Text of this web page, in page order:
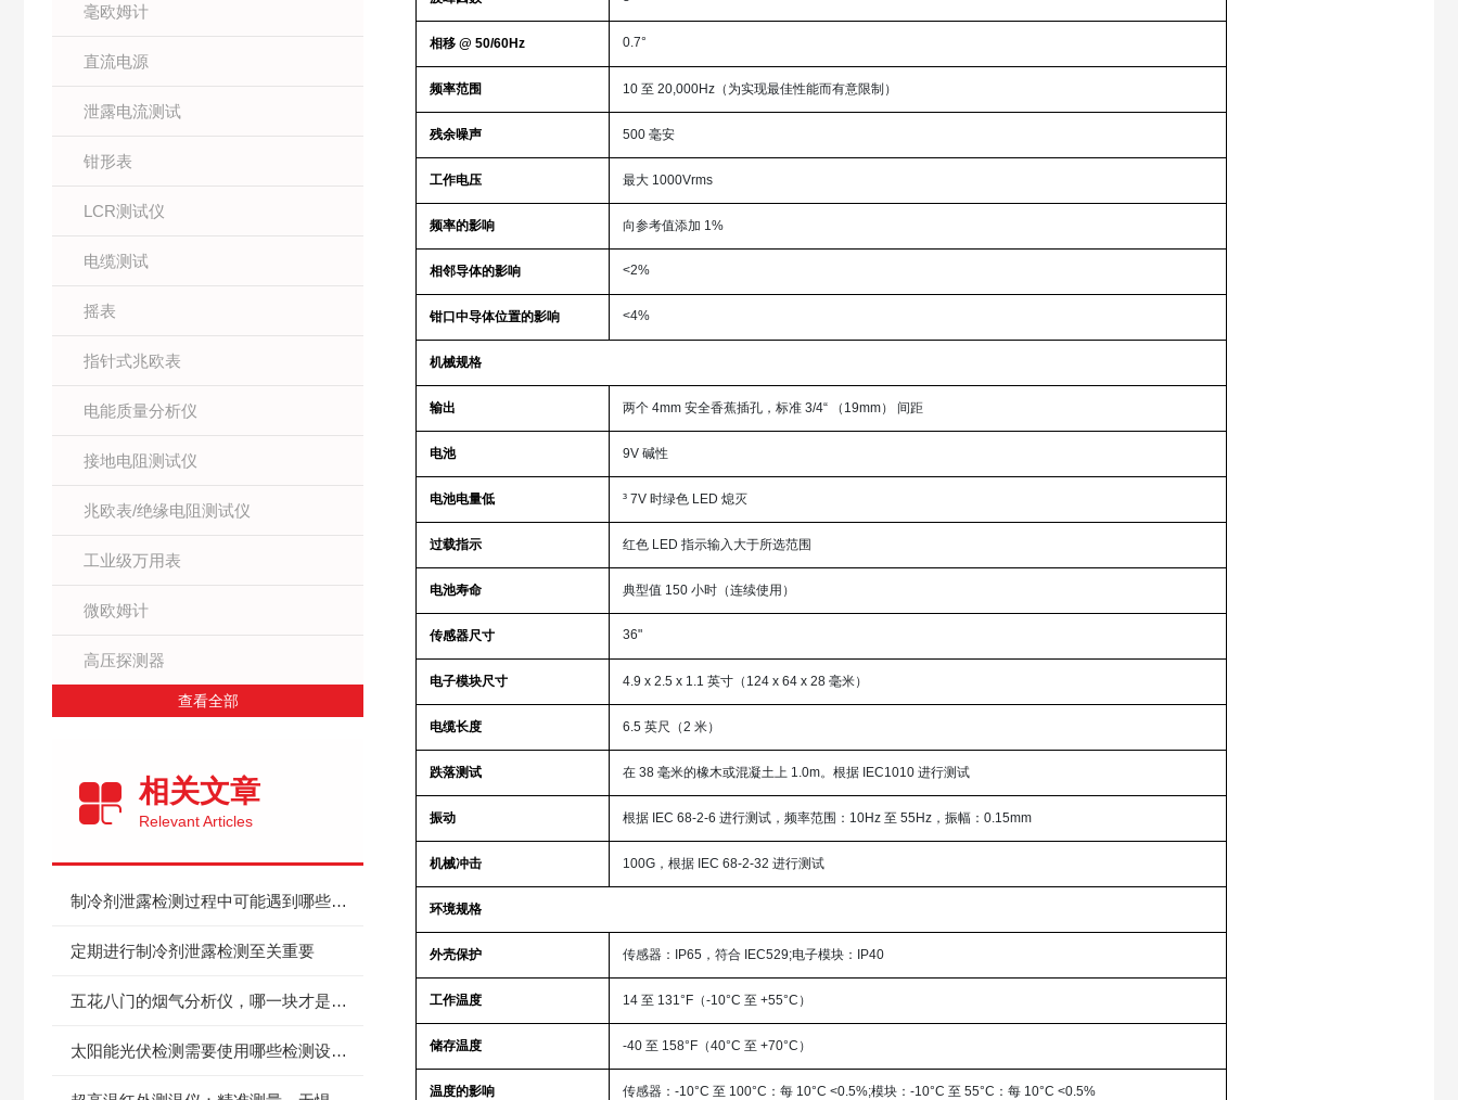
毫欧姆计
直流电源
泄露电流测试
钳形表
LCR测试仪
电缆测试
摇表
指针式兆欧表
电能质量分析仪
接地电阻测试仪
兆欧表/绝缘电阻测试仪
工业级万用表
微欧姆计
高压探测器
查看全部
相关文章
Relevant Articles
制冷剂泄露检测过程中可能遇到哪些问题？
定期进行制冷剂泄露检测至关重要
五花八门的烟气分析仪，哪一块才是心仪的，要选型参考看这里！
太阳能光伏检测需要使用哪些检测设备和技术？
相移 @ 50/60Hz 0.7°
频率范围 10 至 20,000Hz（为实现最佳性能而有意限制）
残余噪声 500 毫安
工作电压 最大 1000Vrms
频率的影响 向参考值添加 1%
相邻导体的影响 <2%
钳口中导体位置的影响 <4%
机械规格
输出 两个 4mm 安全香蕉插孔，标准 3/4“ （19mm） 间距
电池 9V 碱性
电池电量低 ³ 7V 时绿色 LED 熄灭
过载指示 红色 LED 指示输入大于所选范围
电池寿命 典型值 150 小时（连续使用）
传感器尺寸 36"
电子模块尺寸 4.9 x 2.5 x 1.1 英寸（124 x 64 x 28 毫米）
电缆长度 6.5 英尺（2 米）
跌落测试 在 38 毫米的橡木或混凝土上 1.0m。根据 IEC1010 进行测试
振动 根据 IEC 68-2-6 进行测试，频率范围：10Hz 至 55Hz，振幅：0.15mm
机械冲击 100G，根据 IEC 68-2-32 进行测试
环境规格
外壳保护 传感器：IP65，符合 IEC529;电子模块：IP40
工作温度 14 至 131°F（-10°C 至 +55°C）
储存温度 -40 至 158°F（40°C 至 +70°C）
温度的影响 传感器：-10°C 至 100°C：每 10°C <0.5%;模块：-10°C 至 55°C：每 10°C <0.5%